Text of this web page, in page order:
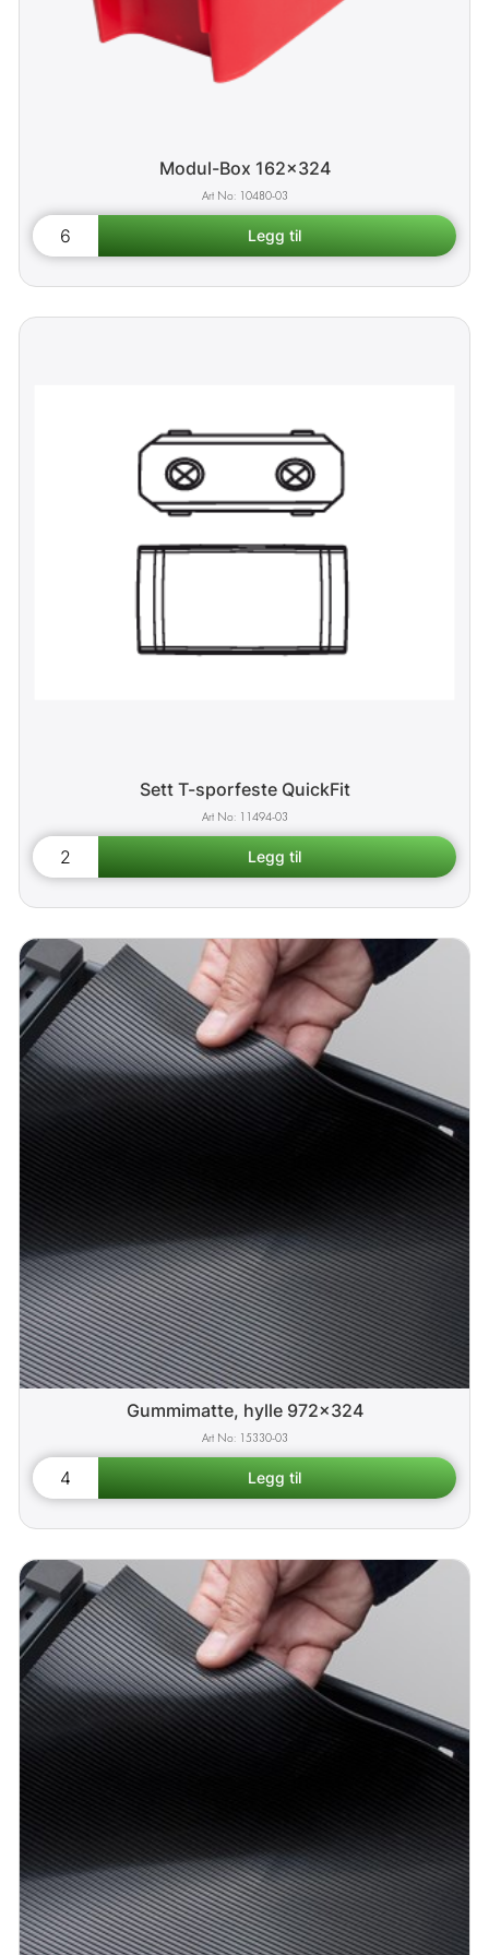
Modul-Box 162x324
10480-03
Sett T-sporfeste QuickFit
11494-03
Gummimatte, hylle 972x324
15330-03